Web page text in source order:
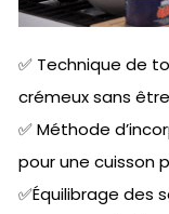
✅ Technique de
crémeux sans
✅ Méthode
pour une cuisson
✅Équilibrage des